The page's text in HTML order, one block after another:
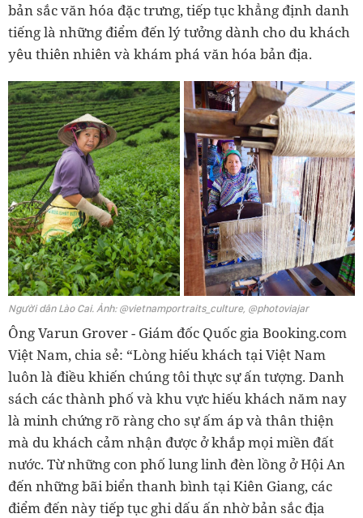
bản sắc văn hóa đặc trưng, tiếp tục khẳng định danh
tiếng là những điểm đến lý tưởng dành cho du khách
yêu thiên nhiên và khám phá văn hóa bản địa.
Người dân Lào Cai. Ảnh: @vietnamportraits_culture, @photoviajar
Ông Varun Grover - Giám đốc Quốc gia Booking.com
Việt Nam, chia sẻ: “Lòng hiếu khách tại Việt Nam
luôn là điều khiến chúng tôi thực sự ấn tượng. Danh
sách các thành phố và khu vực hiếu khách năm nay
là minh chứng rõ ràng cho sự ấm áp và thân thiện
mà du khách cảm nhận được ở khắp mọi miền đất
nước. Từ những con phố lung linh đèn lồng ở Hội An
đến những bãi biển thanh bình tại Kiên Giang, các
điểm đến này tiếp tục ghi dấu ấn nhờ bản sắc địa